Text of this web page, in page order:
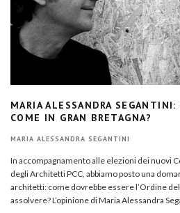
MARIA ALESSANDRA
COME IN GRAN BRETAGNA?
MARIA ALESSANDRA SEGANTINI
In accompagnamento alle elezioni dei nuovi
degli Architetti PCC, abbiamo posto una
architetti: come dovrebbe essere l’Ordine
assolvere? L’opinione di Maria Alessandra